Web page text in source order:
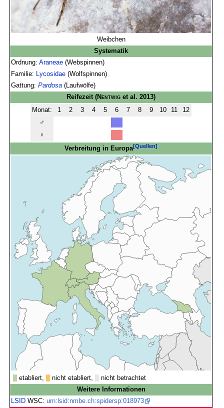
Weibchen
Systematik
Ordnung:Araneae (Webspinnen)
Familie:
Lycosidae (Wolfspinnen)
Gattung:Pardosa (Laufwölfe)
Reifezeit(Nentwig et al. 2013)
Monat:
1 2 3 4 5 6 7 8 9 10 11
12
♂
♀
Verbreitung in Europa[Quellen]
etabliert, nicht etabliert,
nicht betrachtet
Weitere Informationen
LSID WSC:urn:lsid:nmbe.ch:spidersp:018973